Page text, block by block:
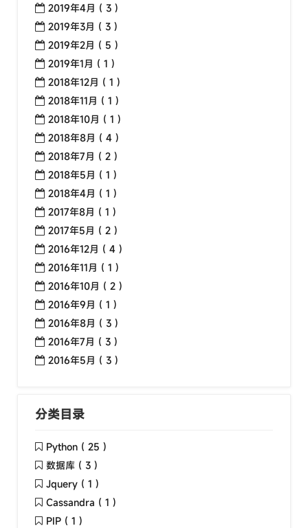
2019年4月 ( 3 )
2019年3月 ( 3 )
2019年2月 ( 5 )
2019年1月 ( 1 )
2018年12月 ( 1 )
2018年11月 ( 1 )
2018年10月 ( 1 )
2018年8月 ( 4 )
2018年7月 ( 2 )
2018年5月 ( 1 )
2018年4月 ( 1 )
2017年8月 ( 1 )
2017年5月 ( 2 )
2016年12月 ( 4 )
2016年11月 ( 1 )
2016年10月 ( 2 )
2016年9月 ( 1 )
2016年8月 ( 3 )
2016年7月 ( 3 )
2016年5月 ( 3 )
分类目录
Python ( 25 )
数据库 ( 3 )
Jquery ( 1 )
Cassandra ( 1 )
PIP ( 1 )